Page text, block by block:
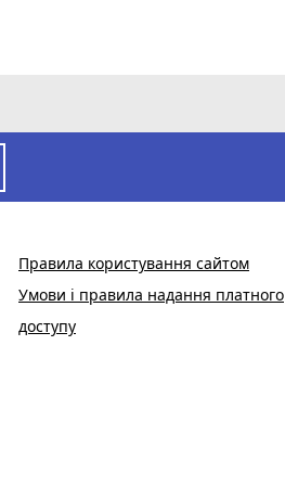
Правила користування сайтом
Умови і правила надання платного
доступу